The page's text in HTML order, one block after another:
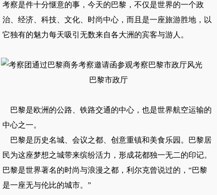
考察是件十分惬意的事，今天的巴黎，不仅是世界的一个政
治、经济、科技、文化、时尚中心，而且是一座旅游胜地，以
它独有的魅力每天吸引无数来自各大洲的宾客与游人。
巴黎市政厅
巴黎是欧洲的公路、铁路交通的中心，也是世界航空运输的
中心之一。
巴黎是历史名城、会议之都、创意重镇和美食乐园。巴黎居
民为这座梦想之城带来缤纷活力，形成花都独一无二的印记。
巴黎是世界著名的时尚与浪漫之都，利尔克曾说过的，“巴黎
是一座无与伦比的城市。”